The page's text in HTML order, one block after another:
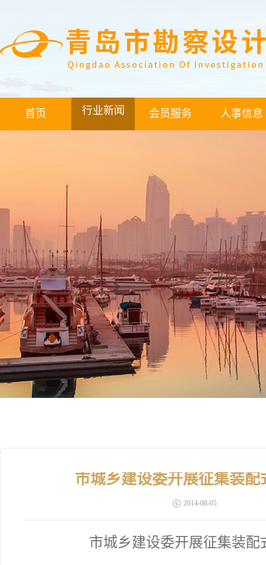
首页 行业新闻 会员服务 人事信息
市城乡建设委开展征集装
2014-08-05
市城乡建设委开展征集装